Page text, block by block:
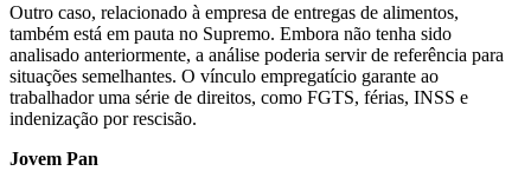
Outro caso, relacionado à empresa de entregas de alimentos,
também está em pauta no Supremo. Embora não tenha sido
analisado anteriormente, a análise poderia servir de referência para
situações semelhantes. O vínculo empregatício garante ao
trabalhador uma série de direitos, como FGTS, férias, INSS e
indenização por rescisão.
Jovem Pan